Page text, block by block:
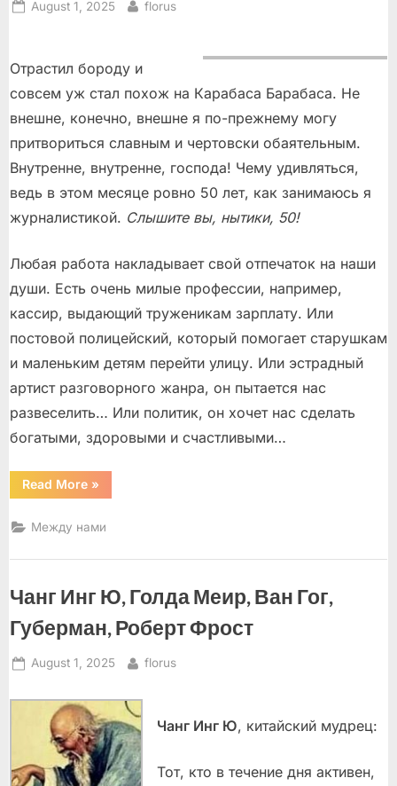
Posted
August 1, 2025 By
florus
Отрастил бороду и
совсем уж стал похож на Карабаса Барабаса. Не
внешне, конечно, внешне я по-прежнему могу
притвориться славным и чертовски обаятельным.
Внутренне, внутренне, господа! Чему удивляться,
ведь в этом месяце ровно 50 лет, как занимаюсь я
журналистикой. Слышите вы, нытики, 50!
Любая работа накладывает свой отпечаток на наши
души. Есть очень милые профессии, например,
кассир, выдающий труженикам зарплату. Или
постовой полицейский, который помогает старушкам
и маленьким детям перейти улицу. Или эстрадный
артист разговорного жанра, он пытается нас
развеселить… Или политик, он хочет нас сделать
богатыми, здоровыми и счастливыми…
Read More“Кто
на
полвека
в
»
Между нами
Чанг Инг Ю, Голда Меир, Ван Гог,
Губерман, Роберт Фрост
Posted
August 1, 2025 By
florus
Чанг Инг Ю, китайский мудрец:
Тот, кто в течение дня активен,